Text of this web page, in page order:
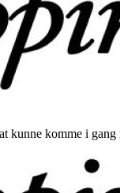
kunne komme i gang